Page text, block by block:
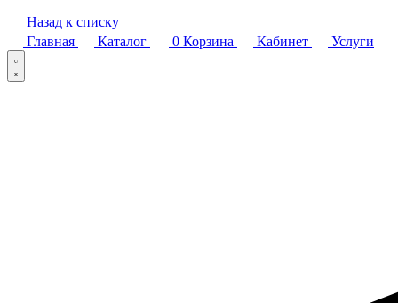
Назад к списку
Главная
Каталог 0 Корзина Кабинет Услуги